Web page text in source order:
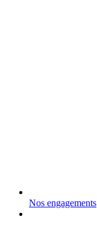
Nos engagements